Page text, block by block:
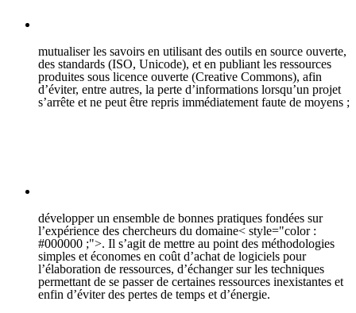
mutualiser les savoirs en utilisant des outils en source ouverte,
des standards (ISO, Unicode), et en publiant les ressources
produites sous licence ouverte (Creative Commons), afin
d’éviter, entre autres, la perte d’informations lorsqu’un projet
s’arrête et ne peut être repris immédiatement faute de moyens ;
développer un ensemble de bonnes pratiques fondées sur
l’expérience des chercheurs du domaine< style="color :
#000000 ;">. Il s’agit de mettre au point des méthodologies
simples et économes en coût d’achat de logiciels pour
l’élaboration de ressources, d’échanger sur les techniques
permettant de se passer de certaines ressources inexistantes et
enfin d’éviter des pertes de temps et d’énergie.